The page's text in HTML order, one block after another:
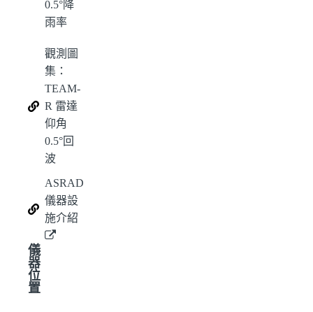
0.5°降
雨率
觀測圖
集：
TEAM-
R 雷達
仰角
0.5°回
波
ASRAD
儀器設
施介紹
儀
器
位
置